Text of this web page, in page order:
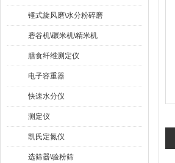
锤式旋风磨\水分粉碎磨
砻谷机\碾米机\精米机
膳食纤维测定仪
电子容重器
快速水分仪
测定仪
凯氏定氮仪
选筛器\验粉筛